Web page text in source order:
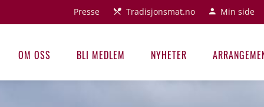
Presse Tradisjonsmat.no Min side
OM OSS BLI MEDLEM NYHETER